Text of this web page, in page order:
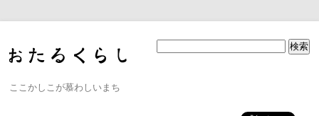
ここかしこが慕わしいまち